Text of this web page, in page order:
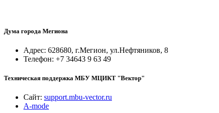
Дума города Мегиона
Адрес: 628680, г.Мегион, ул.Нефтяников, 8
Телефон: +7 34643 9 63 49
Техническая поддержка МБУ МЦИКТ "Вектор"
Сайт: support.mbu-vector.ru
A-mode